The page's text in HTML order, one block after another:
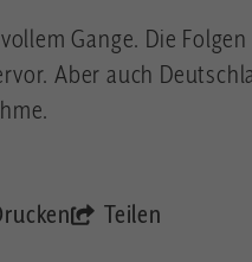
Gange. Die Folgen
Aber auch
Teilen